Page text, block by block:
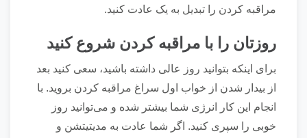
مراقبه کردن را تبدیل به یک عادت کنید.
روز‌تان را با مراقبه کردن شروع کنید
برای اینکه بتوانید روز عالی داشته باشید، سعی کنید بعد
از بیدار شدن از خواب اول سراغ مراقبه کردن بروید. با
انجام این کار انرژی شما بیشتر شده و می‌توانید روز
خوبی را سپری کنید. اگر شما عادت به مدیتیتشن و